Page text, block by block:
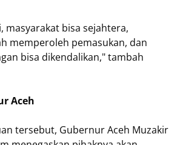
masyarakat bisa sejahtera,
memperoleh pemasukan, dan
bisa dikendalikan," tambah
Aceh
tersebut, Gubernur Aceh Muzakir